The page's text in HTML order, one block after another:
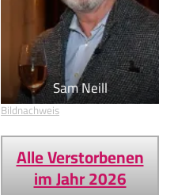
Sam Neill
Bildnachweis
Alle Verstorbenen
im Jahr 2026